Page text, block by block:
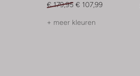
€ 179,95 € 107,99
+ meer kleuren